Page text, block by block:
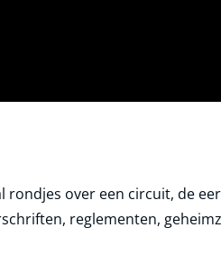
rondjes over een circuit, de
reglementen,